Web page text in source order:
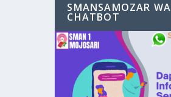
SMANSAMOZAR WA
CHATBOT